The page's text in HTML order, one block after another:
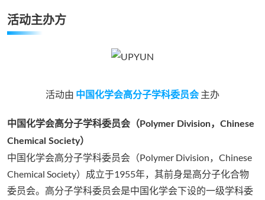
活动主办方
活动由 中国化学会高分子学科委员会 主办
中国化学会高分子学科委员会（Polymer Division，Chinese
Chemical Society）
中国化学会高分子学科委员会（Polymer Division，Chinese
Chemical Society）成立于1955年，其前身是高分子化合物
委员会。高分子学科委员会是中国化学会下设的一级学科委